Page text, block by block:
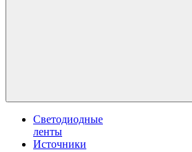
Светодиодные
ленты
Источники